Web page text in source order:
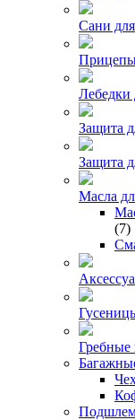
Сани
Прицепы
Лебедки
Защита
Защита
Масла
(7)
Гребные